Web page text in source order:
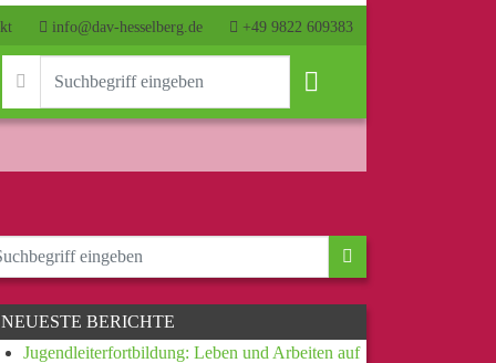
info@dav-hesselberg.de +49 9822 609383
NEUESTE BERICHTE
Jugendleiterfortbildung: Leben und Arbeiten auf